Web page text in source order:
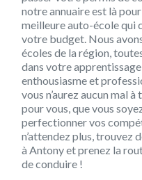
notre annuaire est là
meilleure auto-école qui
votre budget. Nous
écoles de la région,
dans votre
enthousiasme et
vous n’aurez aucun mal
pour vous, que vous
perfectionner vos
n’attendez plus, trouvez
à Antony et prenez la
de conduire !